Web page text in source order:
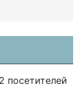
посетителей